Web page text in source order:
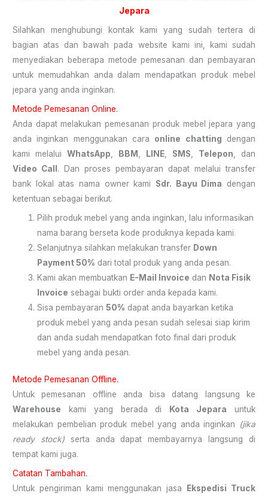
Jepara
Silahkan menghubungi kontak kami yang sudah tertera di
bagian atas dan bawah pada website kami ini, kami sudah
menyediakan beberapa metode pemesanan dan pembayaran
untuk memudahkan anda dalam mendapatkan produk mebel
jepara yang anda inginkan.
Metode Pemesanan Online.
Anda dapat melakukan pemesanan produk mebel jepara yang
anda inginkan menggunakan cara online chatting dengan
kami melaluiWhatsApp BBM LINE SMS Telepon , dan
Video Call . Dan proses pembayaran dapat melalui transfer
bank lokal atas nama owner kami Sdr. Bayu Dima dengan
ketentuan sebagai berikut.
Pilih produk mebel yang anda inginkan, lalu informasikan
nama barang berseta kode produknya kepada kami.
Selanjutnya silahkan melakukan transfer Down
Payment 50% dari total produk yang anda pesan.
Kami akan membuatkan E-Mail Invoice dan Nota Fisik
Invoice sebagai bukti order anda kepada kami.
Sisa pembayaran50% dapat anda bayarkan ketika
produk mebel yang anda pesan sudah selesai siap kirim
dan anda sudah mendapatkan foto final dari produk
mebel yang anda pesan.
Metode Pemesanan Offline.
Untuk pemesanan offline anda bisa datang langsung ke
Warehouse kami yang berada di Kota Jepara untuk
melakukan pembelian produk mebel yang anda inginkan
(jika
ready stock)serta anda dapat membayarnya langsung di
tempat kami juga.
Catatan Tambahan.
Untuk pengiriman kami menggunakan jasa
Ekspedisi Truck